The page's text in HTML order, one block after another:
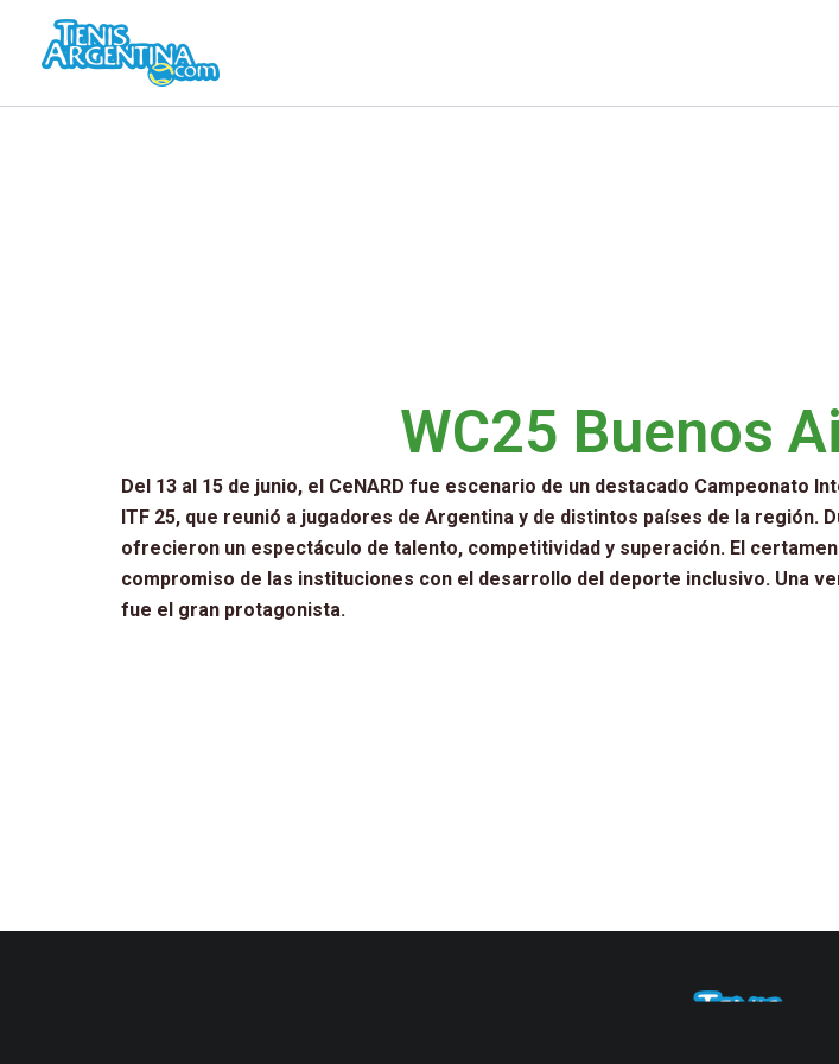
contenido
WC25 Buenos
Del 13 al 15 de junio, el CeNARD fue escenario de un destacado Campeonato
ITF 25, que reunió a jugadores de Argentina y de distintos países de la
ofrecieron un espectáculo de talento, competitividad y superación. El
compromiso de las instituciones con el desarrollo del deporte inclusivo. Una
fue el gran protagonista.